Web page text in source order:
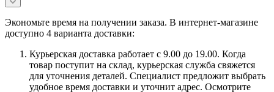
Экономьте время на получении заказа. В интернет-магазине
доступно 4 варианта доставки:
Курьерская доставка работает с 9.00 до 19.00. Когда
товар поступит на склад, курьерская служба свяжется
для уточнения деталей. Специалист предложит выбрать
удобное время доставки и уточнит адрес. Осмотрите